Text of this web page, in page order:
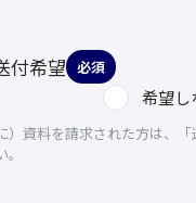
付希望 必須
希望し
）資料を請求された方は、「